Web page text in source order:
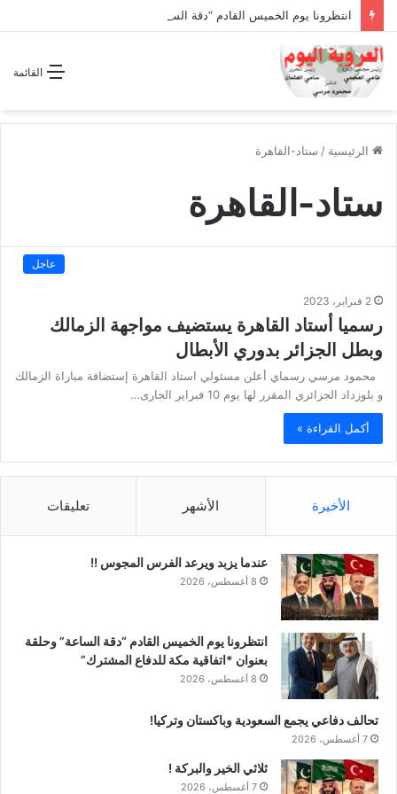
القائمة
الرئيسية / ستاد-القاهرة
ستاد-القاهرة
عاجل
2 فبراير، 2023
رسميا أستاد القاهرة يستضيف مواجهة الزمالك
وبطل الجزائر بدوري الأبطال
محمود مرسي رسماي أعلن مسئولي استاد القاهرة إستضافة مباراة الزمالك
و بلوزداد الجزائري المقرر لها يوم 10 فبراير الجارى…
أكمل القراءة »
الأخيرة الأشهر تعليقات
عندما يزبد ويرعد الفرس المجوس !!
8 أغسطس، 2026
انتظرونا يوم الخميس القادم “دقة الساعة” وحلقة
بعنوان *اتفاقية مكة للدفاع المشترك”
8 أغسطس، 2026
تحالف دفاعي يجمع السعودية وباكستان وتركيا!
7 أغسطس، 2026
ثلاثي الخير والبركة !
7 أغسطس، 2026